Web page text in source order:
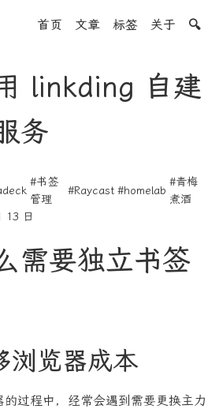
首页 文章 标签 关于 🔍
linkding 自建
务
#书签
管理
#Raycast #homelab
#青梅
煮酒
13 日
需要独立书签
浏览器成本
过程中，经常会遇到需要更换主力